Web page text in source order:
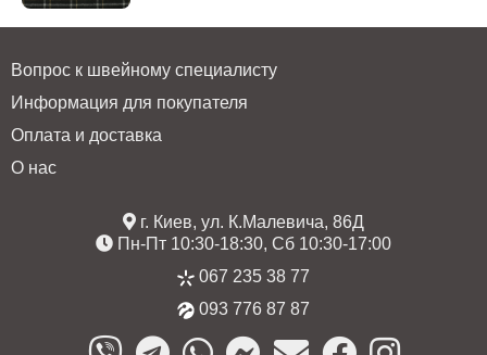
Вопрос к швейному специалисту
Информация для покупателя
Оплата и доставка
О нас
г. Киев, ул. К.Малевича, 86Д
Пн-Пт 10:30-18:30, Сб 10:30-17:00
067 235 38 77
093 776 87 87